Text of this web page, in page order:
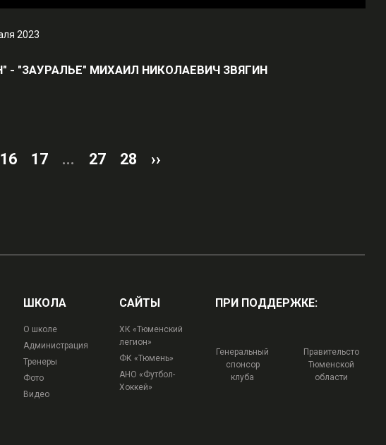
2023
- "ЗАУРАЛЬЕ" МИХАИЛ НИКОЛАЕВИЧ ЗВЯГИН
16 17 ... 27 28 ››
ШКОЛА
О школе
Администрация
Тренеры
Фото
Видео
САЙТЫ
ХК «Тюменский
легион»
ФК «Тюмень»
АНО «Футбол-
Хоккей»
ПРИ ПОДДЕРЖКЕ:
Генеральный
спонсор
клуба
Правительсто
Тюменской
области